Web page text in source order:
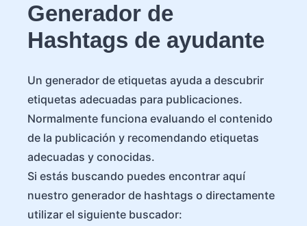
Generador de
Hashtags de ayudante
Un generador de etiquetas ayuda a descubrir
etiquetas adecuadas para publicaciones.
Normalmente funciona evaluando el contenido
de la publicación y recomendando etiquetas
adecuadas y conocidas.
Si estás buscando puedes encontrar aquí
nuestro generador de hashtags o directamente
utilizar el siguiente buscador: